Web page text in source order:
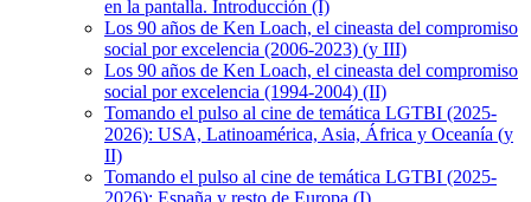
en la pantalla. Introducción (I)
Los 90 años de Ken Loach, el cineasta del compromiso
social por excelencia (2006-2023) (y III)
Los 90 años de Ken Loach, el cineasta del compromiso
social por excelencia (1994-2004) (II)
Tomando el pulso al cine de temática LGTBI (2025-
2026): USA, Latinoamérica, Asia, África y Oceanía (y
II)
Tomando el pulso al cine de temática LGTBI (2025-
2026): España y resto de Europa (I)